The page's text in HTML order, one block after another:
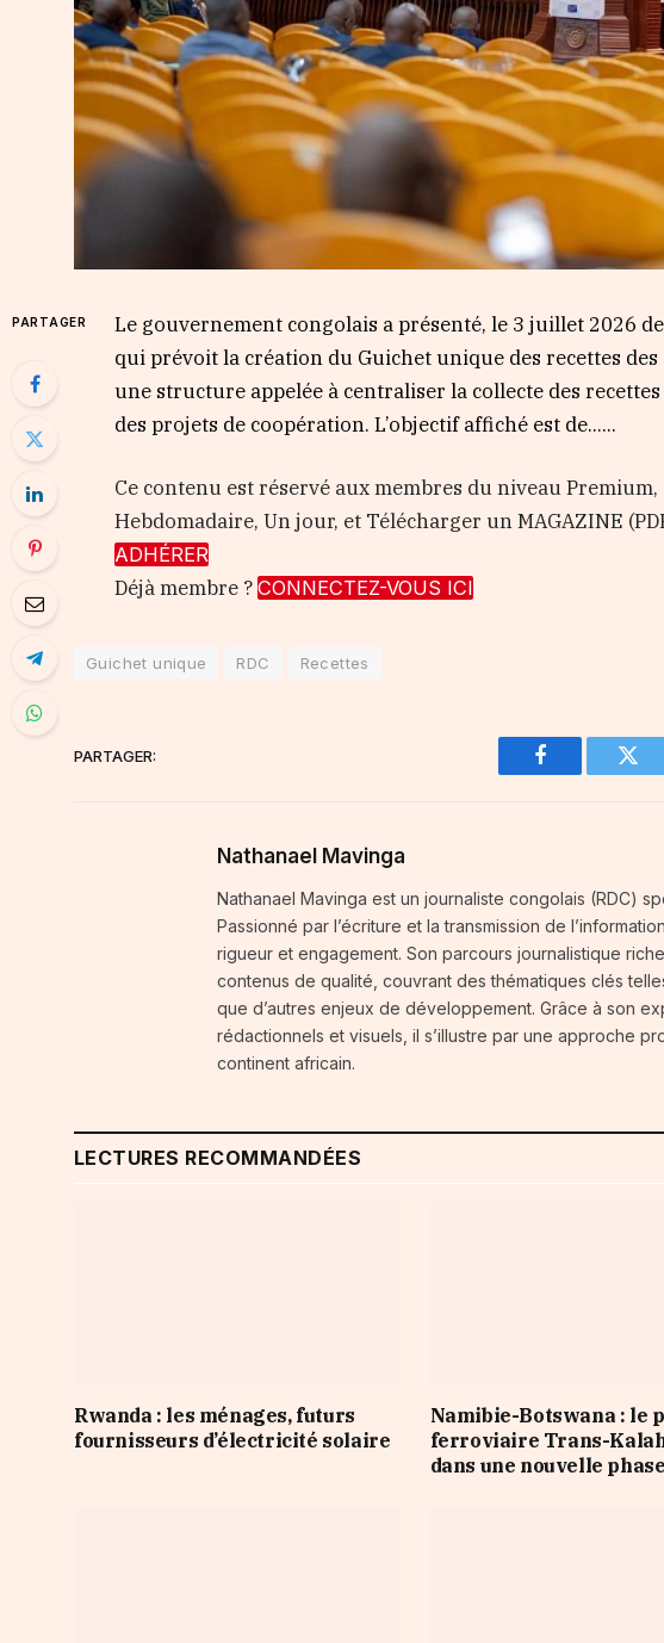
PARTAGER
Le gouvernement congolais a présenté, le 3 juillet 2026
qui prévoit la création du Guichet unique des recettes
une structure appelée à centraliser la collecte des
des projets de coopération. L’objectif affiché est de…...
Ce contenu est réservé aux membres du niveau
Hebdomadaire, Un jour, et Télécharger un MAGAZINE
ADHÉRER
Déjà membre ?CONNECTEZ-VOUS ICI
Guichet unique RDC Recettes
PARTAGER:
Facebook
Nathanael Mavinga
Nathanael Mavinga est un journaliste congolais (RDC)
Passionné par l’écriture et la transmission de
rigueur et engagement. Son parcours journalistique
contenus de qualité, couvrant des thématiques clés
que d’autres enjeux de développement. Grâce à son
rédactionnels et visuels, il s’illustre par une approche
continent africain.
LECTURES RECOMMANDÉES
Rwanda : les ménages, futurs
fournisseurs d’électricité solaire
Namibie-Botswana : le
ferroviaire Trans-
dans une nouvelle phase